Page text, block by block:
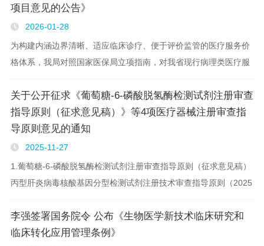
项目意见的公告》
2026-01-28
为构建内涵边界清晰、适应临床诊疗、便于评价监管的医疗服务价
格体系，我局对照国家医保局立项指南，对我省现行病理类医疗服
开征求意见。 征集时间：2026..
关于公开征求《葡萄糖-6-磷酸脱氢酶检测试剂注册审查
指导原则（征求意见稿）》等4项医疗器械注册审查指
导原则意见的通知
2025-11-27
1.葡萄糖-6-磷酸脱氢酶检测试剂注册审查指导原则（征求意见稿）
丙型肝炎病毒核酸基因分型检测试剂注册技术审查指导原则（2025
人表皮生长因子受体2基因扩增检测试剂（..
李强签署国务院令 公布《生物医学新技术临床研究和
临床转化应用管理条例》